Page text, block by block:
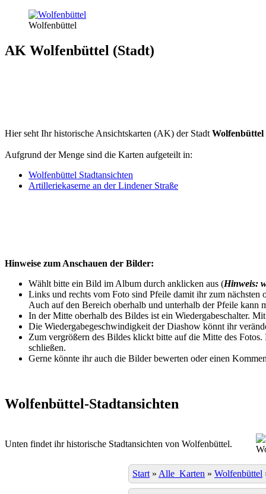
Wolfenbüttel
AK Wolfenbüttel (Stadt)
Hier seht Ihr historische Ansichtskarten (AK) der Stadt Wolfenbüttel
Aufgrund der Menge sind die Karten aufgeteilt in:
Wolfenbüttel Stadtansichten
Artilleriekaserne an der Lindener Straße
Hinweise zum Anschauen der Bilder:
Wählt bitte ein Bild im Album durch anklicken aus (Hinweis:
Links und rechts vom Foto sind Pfeile damit ihr zum
Auch auf den Bereich oberhalb und unterhalb der Pfeile kann
In der Mitte oberhalb des Bildes ist ein Wiedergabeschalter.
Die Wiedergabegeschwindigkeit der Diashow könnt ihr
Zum vergrößern des Bildes klickt bitte auf die Mitte des
schließen.
Gerne könnte ihr auch die Bilder bewerten oder einen
Wolfenbüttel-Stadtansichten
Unten findet ihr historische Stadtansichten von Wolfenbüttel.
Start » Alle_Karten » Wolfenbüttel